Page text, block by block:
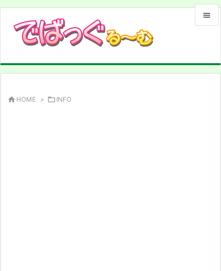


 HOME > INFO